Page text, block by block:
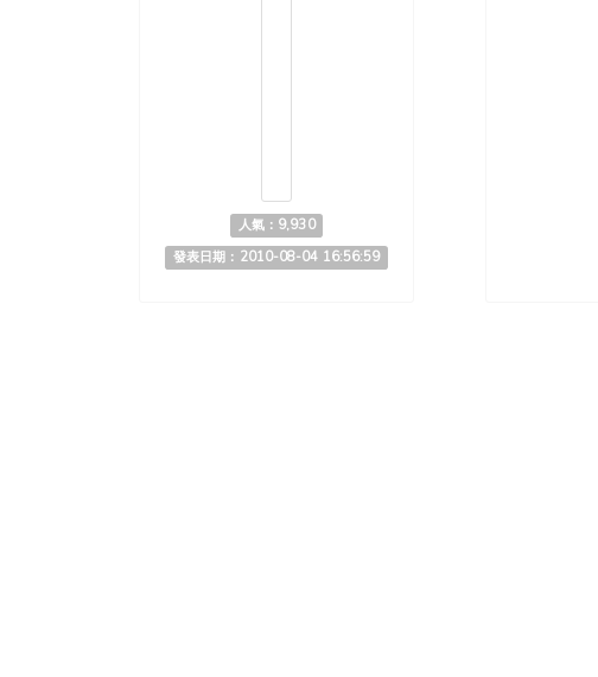
人氣：9,930
發表日期：2010-08-04 16:56:59